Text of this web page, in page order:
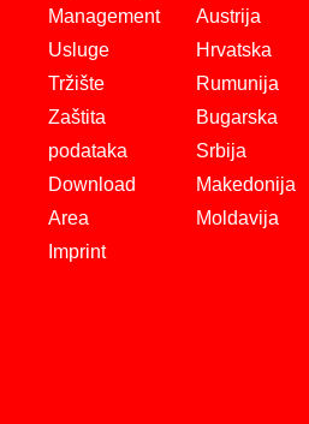
Management
Usluge
Tržište
Zaštita
podataka
Download
Area
Imprint
Austrija
Hrvatska
Rumunija
Bugarska
Srbija
Makedonija
Moldavija